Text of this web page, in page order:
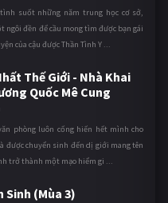
suốt những năm trung học cơ sở,
ngôi đền để cầu mong tìm được bạn gái
của cậu được Thần Tình Y ...
Thế Giới - Nhà Khai
Quốc Mê Cung
phòng luôn cống hiến hết mình cho
được chuyển sinh đến dị giới mang tên
trở thành một mạo hiểm gi ...
Sinh (Mùa 3)